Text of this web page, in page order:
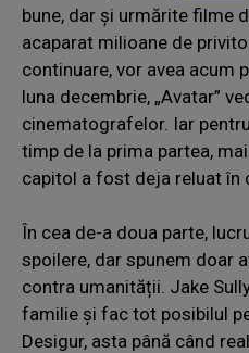
bune, dar și urmărite filme
acaparat milioane de
continuare, vor avea acum
luna decembrie, „Avatar”
cinematografelor. Iar
timp de la prima partea,
capitol a fost deja reluat în
În cea de-a doua parte,
spoilere, dar spunem doar
contra umanității. Jake
familie și fac tot posibilul
Desigur, asta până când